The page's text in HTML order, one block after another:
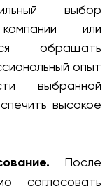
выбор
или
обращать
опыт
выбранной
высокое
После
согласовать